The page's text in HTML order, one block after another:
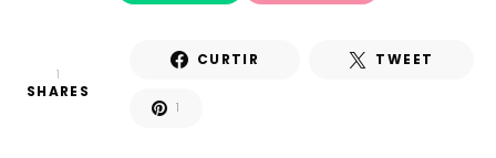
1
SHARES
CURTIR TWEET
1